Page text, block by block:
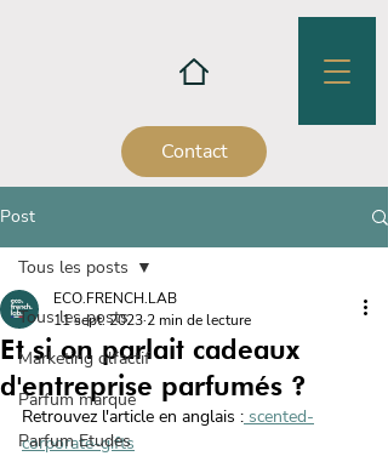
Contact
Post
Tous les posts
Marketing olfactif
Parfum marque
Parfum Etudes
Tous les posts
Et si on parlait cadeaux
d'entreprise parfumés ?
ECO.FRENCH.LAB
11 sept. 2023 2 min de lecture
Retrouvez l'article en anglais : scented-
corporate-gifts